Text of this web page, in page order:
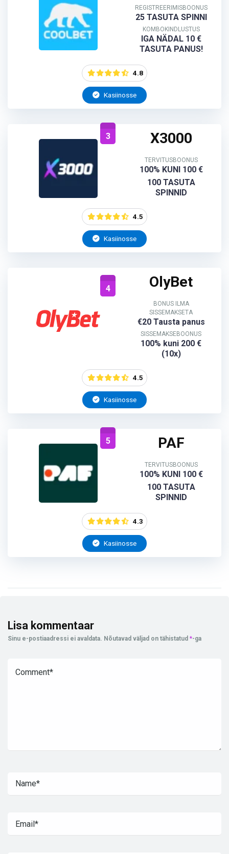
REGISTREERIMISBOONUS
25 TASUTA SPINNI
KOMBOKINDLUSTUS
IGA NÄDAL 10 €
TASUTA PANUS!
4.8
Kasiinosse
3 X3000
TERVITUSBOONUS
100% KUNI 100 €
100 TASUTA
SPINNID
4.5
Kasiinosse
4 OlyBet
BONUS ILMA
SISSEMAKSETA
€20 Tausta panus
SISSEMAKSEBOONUS
100% kuni 200 €
(10x)
4.5
Kasiinosse
5 PAF
TERVITUSBOONUS
100% KUNI 100 €
100 TASUTA
SPINNID
4.3
Kasiinosse
Lisa kommentaar
Sinu e-postiaadressi ei avaldata. Nõutavad väljad on tähistatud *-ga